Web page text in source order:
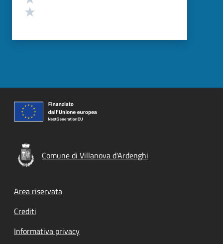
Comune di Villanova d'Ardenghi
Footer menu
Area riservata
Crediti
Informativa privacy